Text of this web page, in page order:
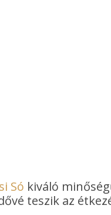
Só kiváló
teszik az